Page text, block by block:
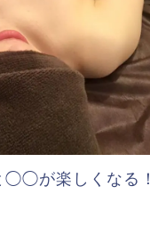
◯◯が楽しくなる！